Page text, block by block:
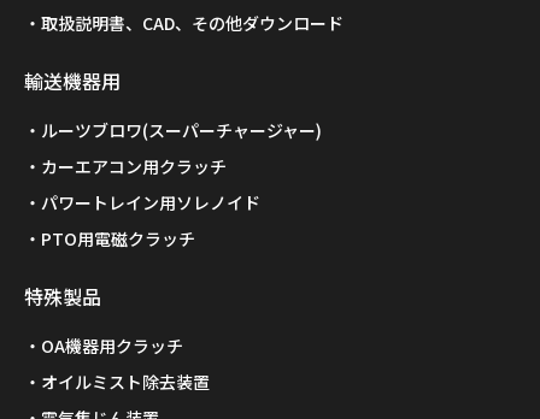
取扱説明書、CAD、その他ダウンロード
輸送機器用
ルーツブロワ(スーパーチャージャー)
カーエアコン用クラッチ
パワートレイン用ソレノイド
PTO用電磁クラッチ
特殊製品
OA機器用クラッチ
オイルミスト除去装置